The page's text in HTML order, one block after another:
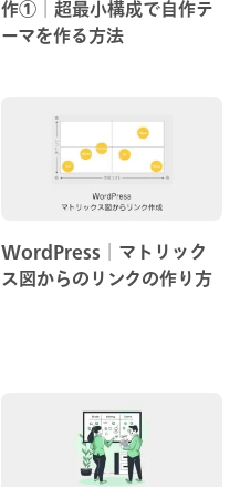
作①│超最小構成で自作テ
ーマを作る方法
WordPress│マトリック
ス図からのリンクの作り方